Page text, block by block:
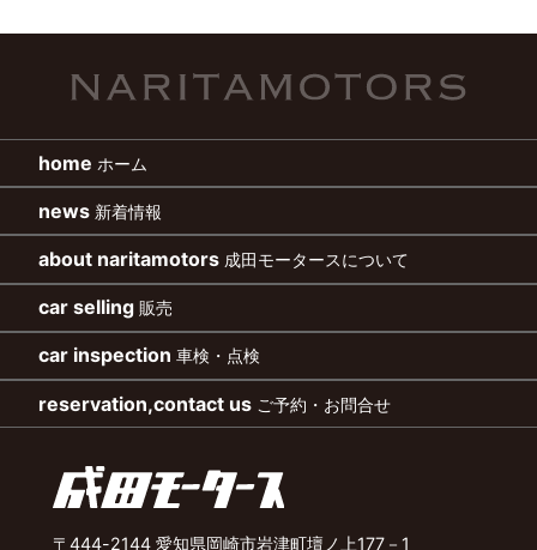
home ホーム
news 新着情報
about naritamotors 成田モータースについて
car selling 販売
car inspection 車検・点検
reservation,contact us ご予約・お問合せ
〒444-2144 愛知県岡崎市岩津町壇ノ上177－1